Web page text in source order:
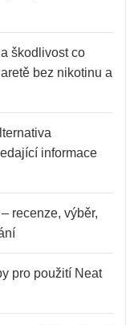
škodlivost co
bez nikotinu a
informace
recenze, výběr,
pro použití Neat